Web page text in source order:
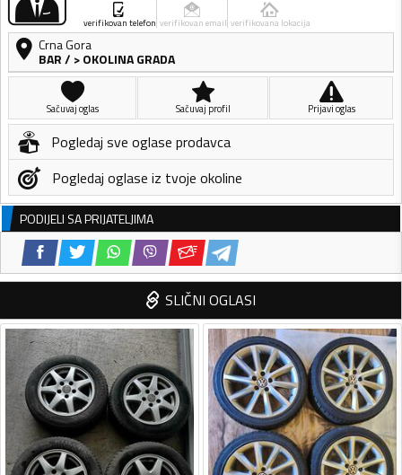
verifikovan telefon verifikovan email verifikovana lokacija
Crna Gora
BAR/ > OKOLINA GRADA
Sačuvaj oglas Sačuvaj profil Prijavi oglas
Pogledaj sve oglase prodavca
Pogledaj oglase iz tvoje okoline
PODIJELI SA PRIJATELJIMA
SLIČNI OGLASI